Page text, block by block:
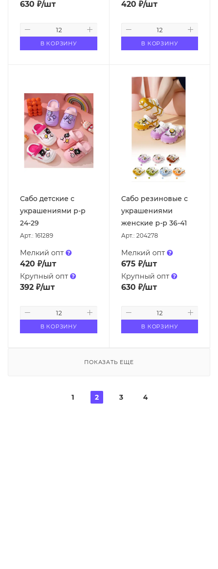
630 ₽/шт
В КОРЗИНУ
420₽/шт
В КОРЗИНУ
Сабо детские с
украшениями р-р
24-29
Арт.: 161289
Мелкий опт
420 ₽/шт
Крупный опт
392 ₽/шт
В КОРЗИНУ
Сабо резиновые с
украшениями
женские р-р 36-41
Арт.: 204278
Мелкий опт
675 ₽/шт
Крупный опт
630₽/шт
В КОРЗИНУ
ПОКАЗАТЬ ЕЩЕ
1 2 3 4